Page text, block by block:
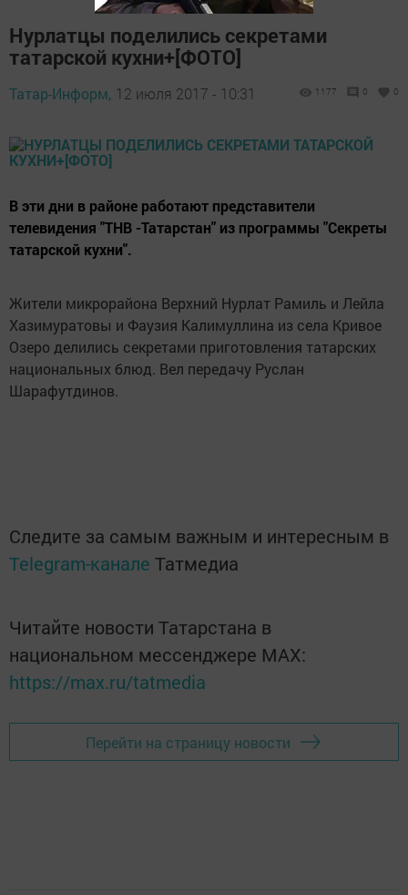
Нурлатцы поделились секретами
татарской кухни+[ФОТО]
Татар-Информ, 12 июля 2017 - 10:31 1177 0 0
В эти дни в районе работают представители
телевидения "ТНВ -Татарстан" из программы "Секреты
татарской кухни".
Жители микрорайона Верхний Нурлат Рамиль и Лейла
Хазимуратовы и Фаузия Калимуллина из села Кривое
Озеро делились секретами приготовления татарских
национальных блюд. Вел передачу Руслан
Шарафутдинов.
Следите за самым важным и интересным в
Telegram-канале Татмедиа
Читайте новости Татарстана в
национальном мессенджере MАХ:
https://max.ru/tatmedia
Перейти на страницу новости